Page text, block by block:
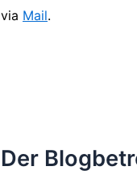
via Mail.
Der